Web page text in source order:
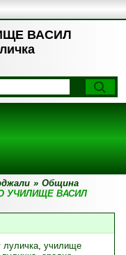
ВАСИЛ
» Община
УЧИЛИЩЕ ВАСИЛ
луличка, училище